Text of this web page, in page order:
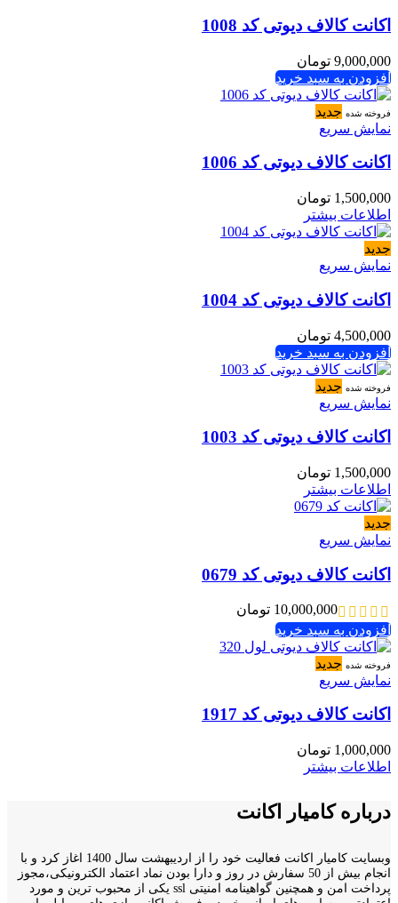
اکانت کالاف دیوتی کد 1008
9,000,000 تومان
افزودن به سبد خرید
فروخته شده جدید
نمایش سریع
اکانت کالاف دیوتی کد 1006
1,500,000 تومان
اطلاعات بیشتر
جدید
نمایش سریع
اکانت کالاف دیوتی کد 1004
4,500,000 تومان
افزودن به سبد خرید
فروخته شده جدید
نمایش سریع
اکانت کالاف دیوتی کد 1003
1,500,000 تومان
اطلاعات بیشتر
جدید
نمایش سریع
اکانت کالاف دیوتی کد 0679
10,000,000 تومان
افزودن به سبد خرید
فروخته شده جدید
نمایش سریع
اکانت کالاف دیوتی کد 1917
1,000,000 تومان
اطلاعات بیشتر
درباره کامیار اکانت
وبسایت کامیار اکانت فعالیت خود را از اردیبهشت سال 1400 اغاز کرد و با
انجام بیش از 50 سفارش در روز و دارا بودن نماد اعتماد الکترونیکی،مجوز
پرداخت امن و همچنین گواهینامه امنیتی ssl یکی از محبوب ترین و مورد